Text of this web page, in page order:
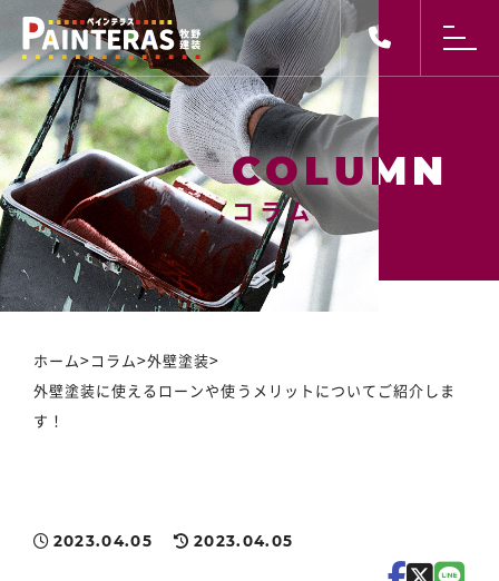
コラム
コラム
ホーム>コラム>外壁塗装>
外壁塗装に使えるローンや使うメリットについてご紹介しま
す！
2023.04.05 2023.04.05